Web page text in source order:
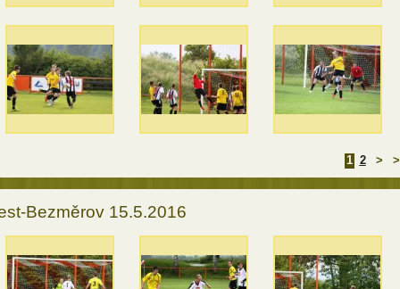
1 2 >
Bezměrov 15.5.2016